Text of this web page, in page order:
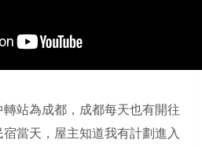
站為成都，成都每天也有開往
當天，屋主知道我有計劃進入